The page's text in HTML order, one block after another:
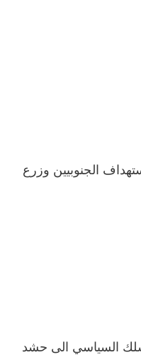
الجنوبيين وزرع
السياسي الى حشد